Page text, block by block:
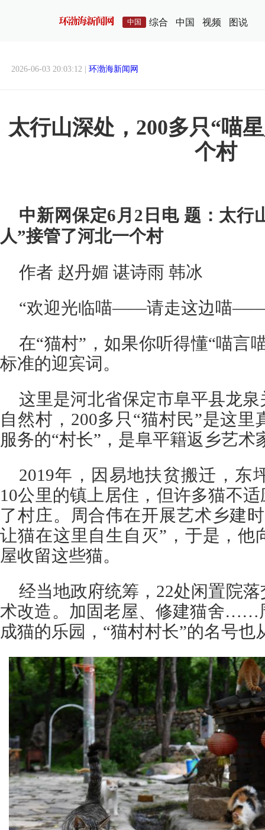
中国 综合 中国 视频 图说
2026-06-03 20:03:12 | 环渤海新闻网
太行山深处，200多只“喵
个村
中新网保定6月2日电 题：太行
人”接管了河北一个村
作者 赵丹媚 谌诗雨 韩冰
“欢迎光临喵——请走这边喵
在“猫村”，如果你听得懂“喵言
标准的迎宾词。
这里是河北省保定市阜平县龙
自然村，200多只“猫村民”是这
服务的“村长”，是阜平籍返乡艺术
2019年，因易地扶贫搬迁，东
10公里的镇上居住，但许多猫不
了村庄。周合伟在开展艺术乡建
让猫在这里自生自灭”，于是，他
屋收留这些猫。
经当地政府统筹，22处闲置院
术改造。加固老屋、修建猫舍……
成猫的乐园，“猫村村长”的名号也